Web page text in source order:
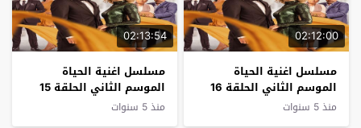
02:12:00
مسلسل اغنية الحياة
الموسم الثاني الحلقة 16
منذ 5 سنوات
02:13:54
مسلسل اغنية الحياة
الموسم الثاني الحلقة 15
منذ 5 سنوات